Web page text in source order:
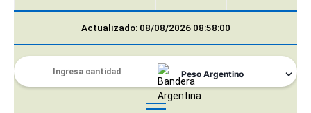
Actualizado: 08/08/2026 08:58:00